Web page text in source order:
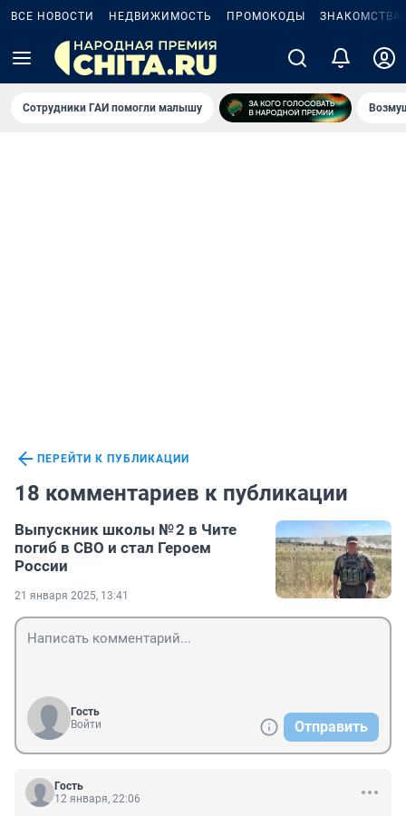
ВСЕ НОВОСТИ НЕДВИЖИМОСТЬ ПРОМОКОДЫ ЗНАКОМСТВА
Сотрудники ГАИ помогли малышу
ПЕРЕЙТИ К ПУБЛИКАЦИИ
18 комментариев к публикации
Выпускник школы № 2 в Чите
погиб в СВО и стал Героем
России
21 января 2025, 13:41
Гость
Войти
Отправить
Гость
12 января, 22:06